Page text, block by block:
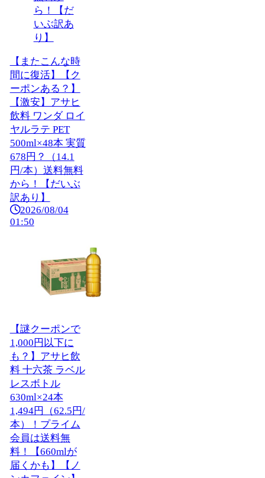
【またこんな時
間に復活】【ク
ーポンある？】
【激安】アサヒ
飲料 ワンダ ロイ
ヤルラテ PET
500ml×48本 実質
678円？（14.1
円/本）送料無料
から！【だいぶ
訳あり】
2026/08/04
01:50
【謎クーポンで
1,000円以下に
も？】アサヒ飲
料 十六茶 ラベル
レスボトル
630ml×24本
1,494円（62.5円/
本）！プライム
会員は送料無
料！【660mlが
届くかも】【ノ